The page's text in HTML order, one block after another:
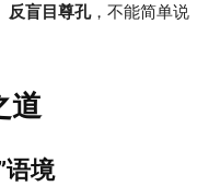
反盲目尊孔，不能简单说
道
语境